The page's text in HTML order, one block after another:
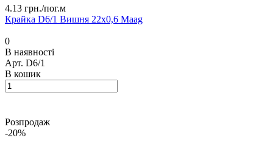
4.13 грн./пог.м
Крайка D6/1 Вишня 22х0,6 Maag
0
В наявності
Арт. D6/1
В кошик
Розпродаж
-20%